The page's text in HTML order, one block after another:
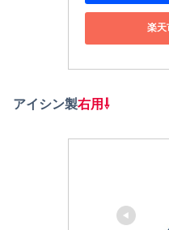
楽天
アイシン製右用⇩